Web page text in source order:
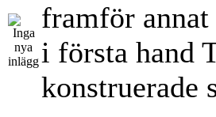
framför
i första hand
konstruerade